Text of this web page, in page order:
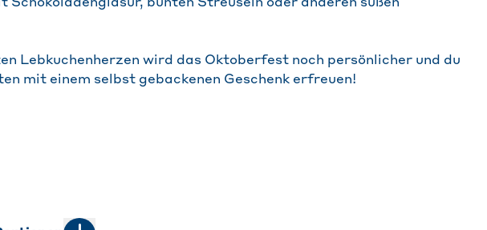
Schokoladenglasur, bunten Streuseln oder anderen süßen
Lebkuchenherzen wird das Oktoberfest noch persönlicher und du
mit einem selbst gebackenen Geschenk erfreuen!